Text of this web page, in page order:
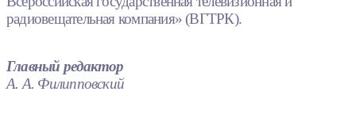
радиовещательная компания» (ВГТРК).
Главный редактор
А. А. Филипповский